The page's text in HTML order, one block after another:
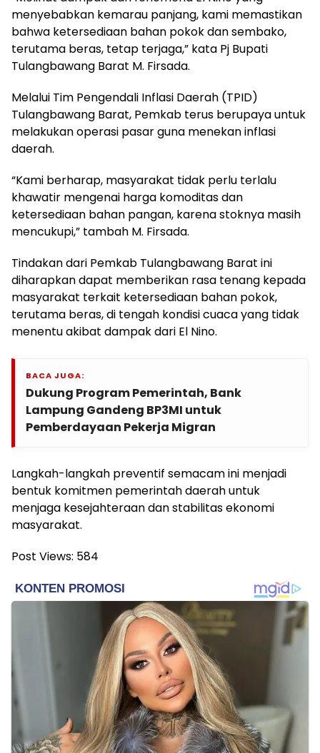
menyebabkan kemarau panjang, kami memastikan
bahwa ketersediaan bahan pokok dan sembako,
terutama beras, tetap terjaga,” kata Pj Bupati
Tulangbawang Barat M. Firsada.
Melalui Tim Pengendali Inflasi Daerah (TPID)
Tulangbawang Barat, Pemkab terus berupaya untuk
melakukan operasi pasar guna menekan inflasi
daerah.
“Kami berharap, masyarakat tidak perlu terlalu
khawatir mengenai harga komoditas dan
ketersediaan bahan pangan, karena stoknya masih
mencukupi,” tambah M. Firsada.
Tindakan dari Pemkab Tulangbawang Barat ini
diharapkan dapat memberikan rasa tenang kepada
masyarakat terkait ketersediaan bahan pokok,
terutama beras, di tengah kondisi cuaca yang tidak
menentu akibat dampak dari El Nino.
BACA JUGA:
Dukung Program Pemerintah, Bank
Lampung Gandeng BP3MI untuk
Pemberdayaan Pekerja Migran
Langkah-langkah preventif semacam ini menjadi
bentuk komitmen pemerintah daerah untuk
menjaga kesejahteraan dan stabilitas ekonomi
masyarakat.
Post Views: 584